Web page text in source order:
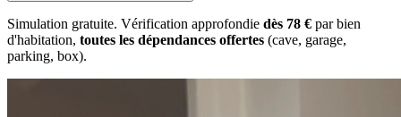
Simulation gratuite. Vérification approfondie dès 78 € par bien
d'habitation, toutes les dépendances offertes (cave, garage,
parking, box).